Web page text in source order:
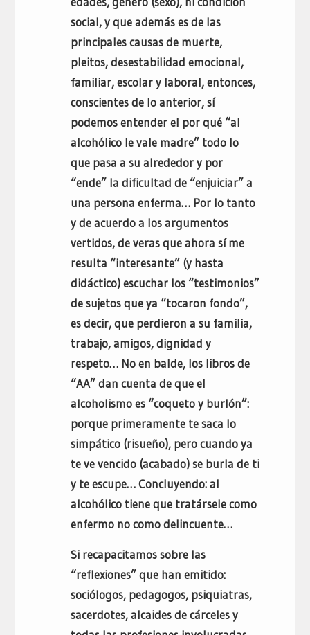
social, y que además es de las
principales causas de muerte,
pleitos, desestabilidad emocional,
familiar, escolar y laboral, entonces,
conscientes de lo anterior, sí
podemos entender el por qué “al
alcohólico le vale madre” todo lo
que pasa a su alrededor y por
“ende” la dificultad de “enjuiciar” a
una persona enferma… Por lo tanto
y de acuerdo a los argumentos
vertidos, de veras que ahora sí me
resulta “interesante” (y hasta
didáctico) escuchar los “testimonios”
de sujetos que ya “tocaron fondo”,
es decir, que perdieron a su familia,
trabajo, amigos, dignidad y
respeto… No en balde, los libros de
“AA” dan cuenta de que el
alcoholismo es “coqueto y burlón”:
porque primeramente te saca lo
simpático (risueño), pero cuando ya
te ve vencido (acabado) se burla de ti
y te escupe… Concluyendo: al
alcohólico tiene que tratársele como
enfermo no como delincuente…
Si recapacitamos sobre las
“reflexiones” que han emitido:
sociólogos, pedagogos, psiquiatras,
sacerdotes, alcaides de cárceles y